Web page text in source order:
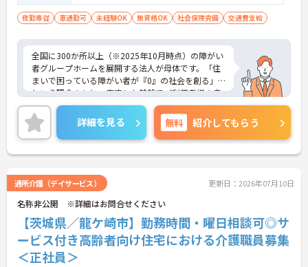
夜勤専従 車通勤可 未経験OK 無資格OK 社会保険完備 交通費支給
全国に300か所以上（※2025年10月時点）の障がい
者グループホームを展開する法人が母体です。「住
まいで困っている障がい者が『0』の社会を創る」
という理念のもと、安定した基盤でご利用者様の自
立を支援しています。週1日からの勤務が可能で、W
ワークや扶養内での勤務も歓迎しており、ご自身の
ペースで働けます。20代から60代まで幅広い世代が
活躍中で、未経験や無資格の方でも安心してスター
トできるよう、先輩スタッフが丁寧にサポートしま
境です。正社員登用制度や産休・育休制度も整って
いるため、ライフステージに合わせて長く働き続け
られます。介護に挑戦したい方や、空いた時間を有
効活用したい方におすすめです。ご興味のある方は
詳細等をお伝えしますので、お気軽にお問い合わせ
ください。
詳細を見る 無料 紹介してもらう
通所介護（デイサービス） 更新日：2026年07月10日
名称非公開 ※詳細はお問合せください
【茨城県／龍ケ崎市】勤務時間・曜日相談可◎サ
ービス付き高齢者向け住宅における介護職員募集
＜正社員＞